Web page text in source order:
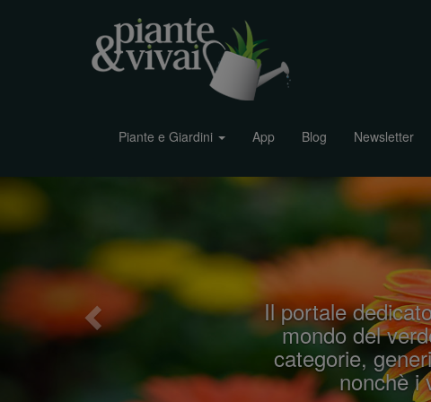
Piante e Giardini App Blog Newsletter
Il portale
mondo del
categorie,
nonchè i
v
o
u